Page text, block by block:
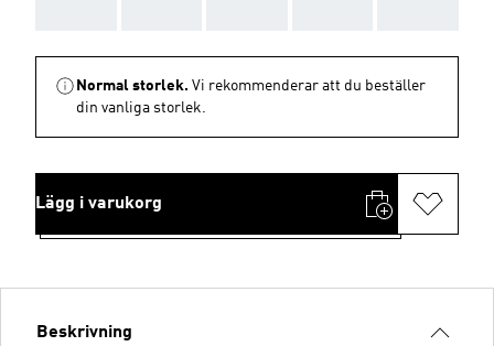
Normal storlek. Vi rekommenderar att du beställer
din vanliga storlek.
Lägg i varukorg
Beskrivning